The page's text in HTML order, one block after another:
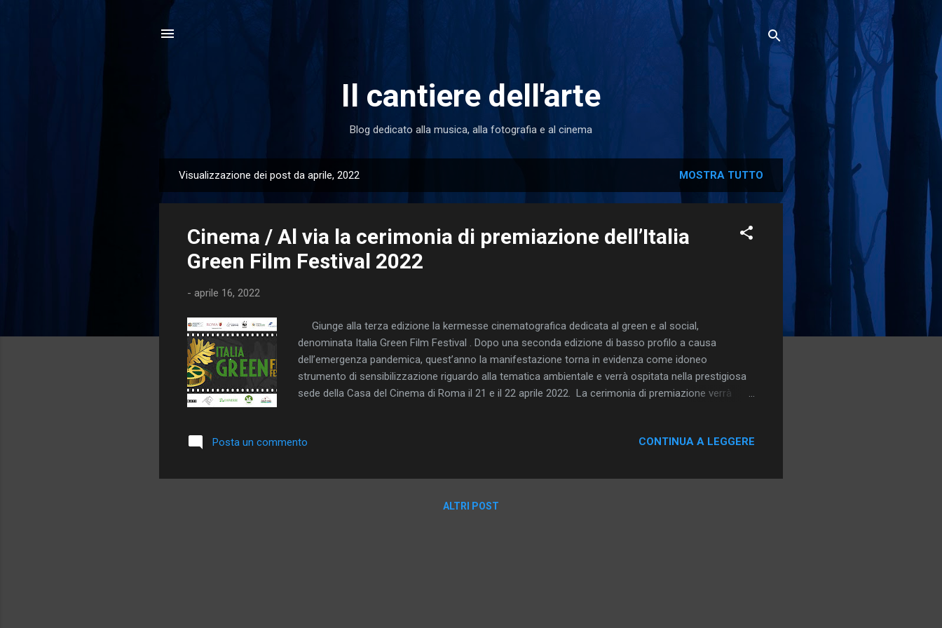
Il cantiere dell'arte
Blog dedicato alla musica, alla fotografia e al cinema
o
Visualizzazione dei post da aprile, 2022 MOSTRA TUTTO
Cinema / Al via la cerimonia di premiazione dell’Italia
Green Film Festival 2022
- aprile 16, 2022
Giunge alla terza edizione la kermesse cinematografica dedicata al green e al social,
denominata Italia Green Film Festival . Dopo una seconda edizione di basso profilo a causa
dell’emergenza pandemica, quest’anno la manifestazione torna in evidenza come idoneo
strumento di sensibilizzazione riguardo alla tematica ambientale e verrà ospitata nella prestigiosa
sede della Casa del Cinema di Roma il 21 e il 22 aprile 2022. La cerimonia di premiazione verrà
scuole, dalla primaria alla secondaria superiore, mentre sempre il 21 aprile dalle 17,00 alle 21,30 e il
dell’Italia Green Film Festival sarà comunque, con ingressi riservati, il 2...
Posta un commento CONTINUA A LEGGERE
ALTRI POST